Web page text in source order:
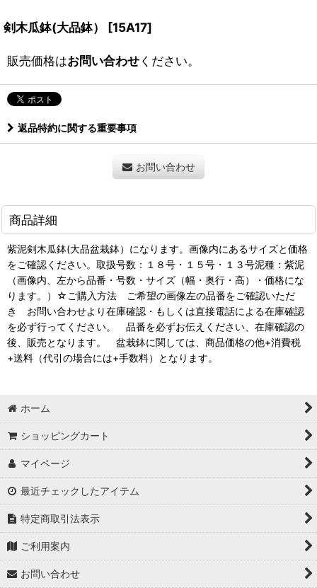
剣木瓜鉢(大品鉢） [15A17]
販売価格はお問い合わせください。
返品特約に関する重要事項
お問い合わせ
商品詳細
紫泥剣木瓜鉢(大品盆栽鉢）になります。画像内にあるサイズと価格
をご確認ください。取扱号数：１８号・１５号・１３号泥種：紫泥
（画像内、左から品番・号数・サイズ（幅・奥行・高）・価格にな
ります。）☆ご購入方法 ご希望の画像左の品番をご確認いただ
き お問い合わせより在庫確認・もしくは直接電話による在庫確認
を必ず行ってください。 品番を必ずお伝えください、在庫確認の
後、販売となります。 盆栽鉢に関しては、商品価格の他+消費税
+送料（代引の場合には+手数料）となります。
ホーム
ショッピングカート
マイページ
最近チェックしたアイテム
特定商取引法表示
ご利用案内
お問い合わせ